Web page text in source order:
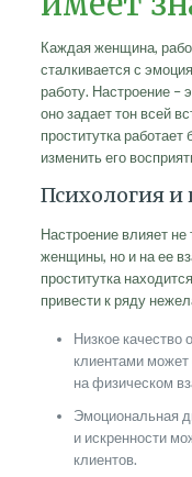
Каждая женщина,
сталкивается с
работу. Настроение –
оно задает тон всей
проститутка
изменить его
Психология и
Настроение влияет не
женщины, но и на ее
проститутка
привести к ряду
Низкое качество
клиентами может
на физическом
Эмоциональная
и искренности
клиентов.